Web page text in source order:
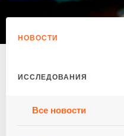
НОВОСТИ
ИССЛЕДОВАНИЯ
Все новости